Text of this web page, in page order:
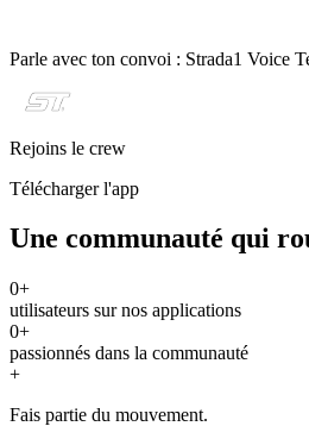
Parle avec ton convoi : Strada1 Voice
Rejoins le crew
Télécharger l'app
Une communauté qui
0+
utilisateurs sur nos applications
0+
passionnés dans la communauté
+
Fais partie du mouvement.